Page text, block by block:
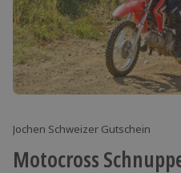
Jochen Schweizer Gutschein
Motocross